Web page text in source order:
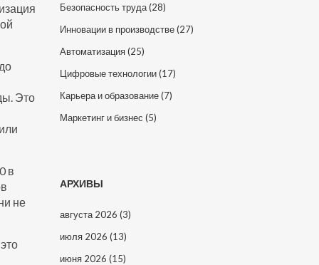
Это
в
не
Безопасность труда(28)
Инновации в производстве(27)
Автоматизация(25)
Цифровые технологии(17)
Карьера и образование(7)
Маркетинг и бизнес (5)
АРХИВЫ
августа 2026 (3)
июля 2026 (13)
июня 2026 (15)